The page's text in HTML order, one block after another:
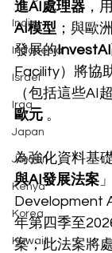
India
Indonesia
Israel
Iraq
Japan
Jordan
Kenya
Korea
Kuwait
進AI處理器 ，
AI模型 ；與歐
發展的InvestAI
Facility）將協
（包括這些AI
歐元 。
為強化資料基
與AI發展法案
Development
年第四季至
案；此法案將